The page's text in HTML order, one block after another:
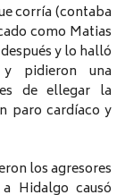
corría (contaba
como Matias
y lo halló
pidieron una
de ellegar la
paro cardíaco y
los agresores
Hidalgo causó